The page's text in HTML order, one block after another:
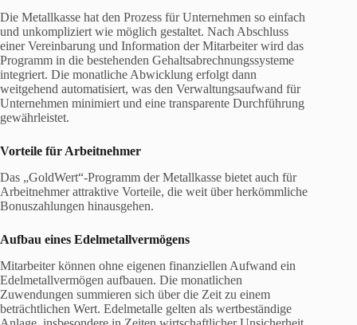
Die Metallkasse hat den Prozess für Unternehmen so einfach
und unkompliziert wie möglich gestaltet. Nach Abschluss
einer Vereinbarung und Information der Mitarbeiter wird das
Programm in die bestehenden Gehaltsabrechnungssysteme
integriert. Die monatliche Abwicklung erfolgt dann
weitgehend automatisiert, was den Verwaltungsaufwand für
Unternehmen minimiert und eine transparente Durchführung
gewährleistet.
Vorteile für Arbeitnehmer
Das „GoldWert“-Programm der Metallkasse bietet auch für
Arbeitnehmer attraktive Vorteile, die weit über herkömmliche
Bonuszahlungen hinausgehen.
Aufbau eines Edelmetallvermögens
Mitarbeiter können ohne eigenen finanziellen Aufwand ein
Edelmetallvermögen aufbauen. Die monatlichen
Zuwendungen summieren sich über die Zeit zu einem
beträchtlichen Wert. Edelmetalle gelten als wertbeständige